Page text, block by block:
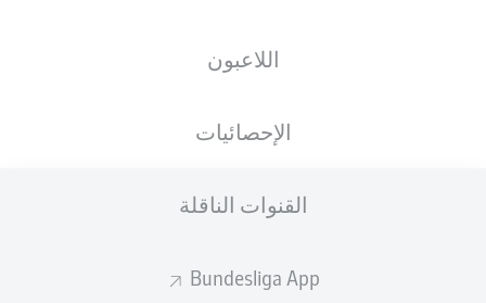
اللاعبون
الإحصائيات
القنوات الناقلة
Bundesliga App